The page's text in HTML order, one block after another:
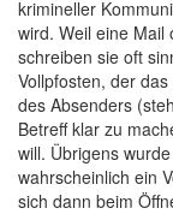
krimineller
wird. Weil eine Mail
schreiben sie oft
Vollpfosten, der
des Absenders
Betreff klar zu
will. Übrigens
wahrscheinlich ein
sich dann beim